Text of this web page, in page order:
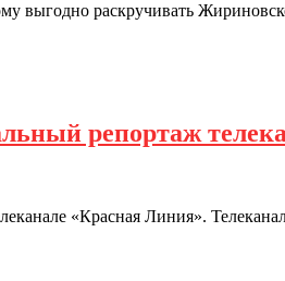
выгодно раскручивать
репортаж
«Красная Линия».